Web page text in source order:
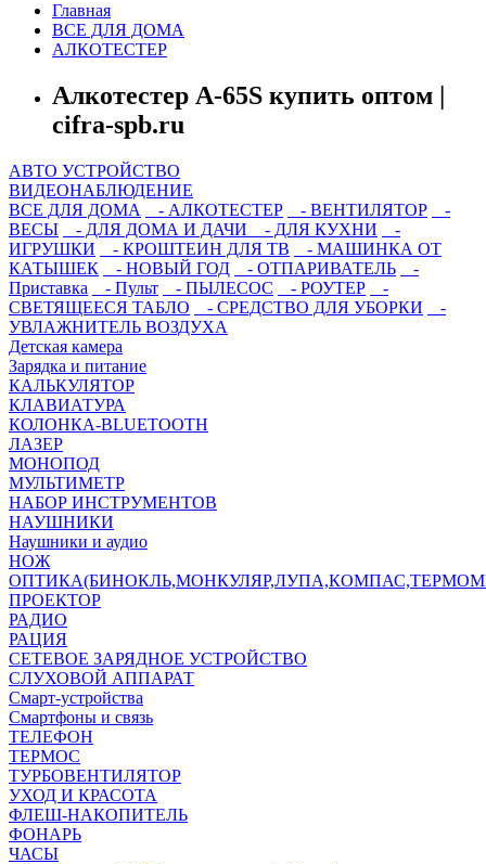
Главная
ВСЕ ДЛЯ ДОМА
АЛКОТЕСТЕР
Алкотестер A-65S купить оптом |
cifra-spb.ru
АВТО УСТРОЙСТВО
ВИДЕОНАБЛЮДЕНИЕ
ВСЕ ДЛЯ ДОМА
- АЛКОТЕСТЕР - ВЕНТИЛЯТОР
-
ВЕСЫ
- ДЛЯ ДОМА И ДАЧИ - ДЛЯ КУХНИ
-
ИГРУШКИ
- КРОШТЕИН ДЛЯ ТВ
- МАШИНКА ОТ
КАТЫШЕК
- НОВЫЙ ГОД - ОТПАРИВАТЕЛЬ
-
Приставка
- Пульт - ПЫЛЕСОС - РОУТЕР
-
СВЕТЯЩЕЕСЯ ТАБЛО
- СРЕДСТВО ДЛЯ УБОРКИ
-
УВЛАЖНИТЕЛЬ ВОЗДУХА
Детская камера
Зарядка и питание
КАЛЬКУЛЯТОР
КЛАВИАТУРА
КОЛОНКА-BLUETOOTH
ЛАЗЕР
МОНОПОД
МУЛЬТИМЕТР
НАБОР ИНСТРУМЕНТОВ
НАУШНИКИ
Наушники и аудио
НОЖ
ПРОЕКТОР
РАДИО
РАЦИЯ
СЕТЕВОЕ ЗАРЯДНОЕ УСТРОЙСТВО
СЛУХОВОЙ АППАРАТ
Смарт-устройства
Смартфоны и связь
ТЕЛЕФОН
ТЕРМОС
ТУРБОВЕНТИЛЯТОР
УХОД И КРАСОТА
ФЛЕШ-НАКОПИТЕЛЬ
ФОНАРЬ
ЧАСЫ